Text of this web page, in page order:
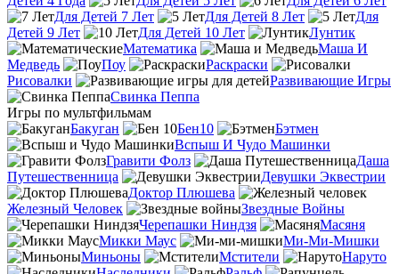
Для Детей 7 Лет
Для Детей 8 Лет
Для
Детей 9 Лет
Для Детей 10 Лет
Лунтик
Математика
Маша И
Медведь
Поу
Раскраски
Рисовалки
Развивающие Игры
Свинка Пеппа
Игры по мультфильмам
Бакуган
Бен10
Бэтмен
Вспыш И Чудо Машинки
Гравити Фолз
Даша
Путешественница
Девушки Эквестрии
Доктор Плюшева
Железный Человек
Звездные Войны
Черепашки Ниндзя
Масяня
Микки Маус
Ми-Ми-Мишки
Миньоны
Мстители
Наруто